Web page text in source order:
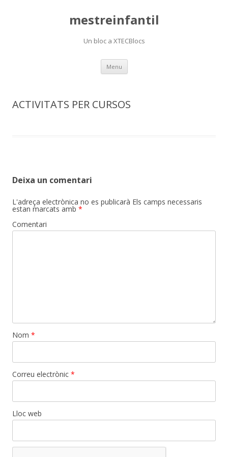
mestreinfantil
Un bloc a XTECBlocs
Menu Skip
content
ACTIVITATS PER CURSOS
Deixa un comentari
L'adreça electrònica no es publicarà Els camps necessaris
estan marcats amb *
Comentari
Nom *
Correu electrònic *
Lloc web